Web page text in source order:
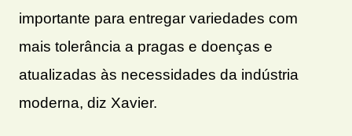
importante para entregar variedades com
mais tolerância a pragas e doenças e
atualizadas às necessidades da indústria
moderna, diz Xavier.